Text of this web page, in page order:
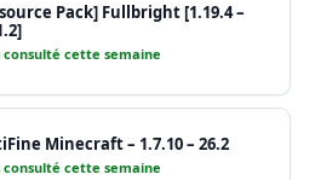
Pack] Fullbright [1.19.4 –
consulté cette semaine
Minecraft – 1.7.10 – 26.2
consulté cette semaine